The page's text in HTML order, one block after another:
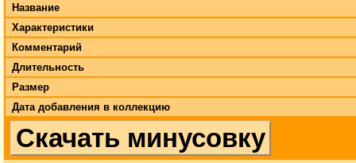
Название
Характеристики
Комментарий
Длительность
Размер
Дата добавления в коллекцию
Скачать минусовку